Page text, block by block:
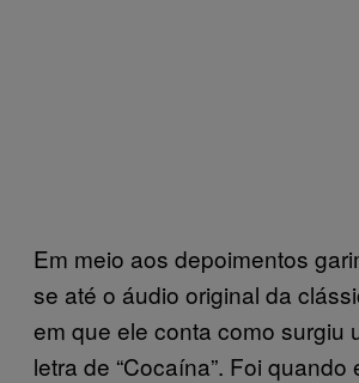
Em meio aos depoimentos
se até o áudio original da
em que ele conta como surgiu
letra de “Cocaína”. Foi quando